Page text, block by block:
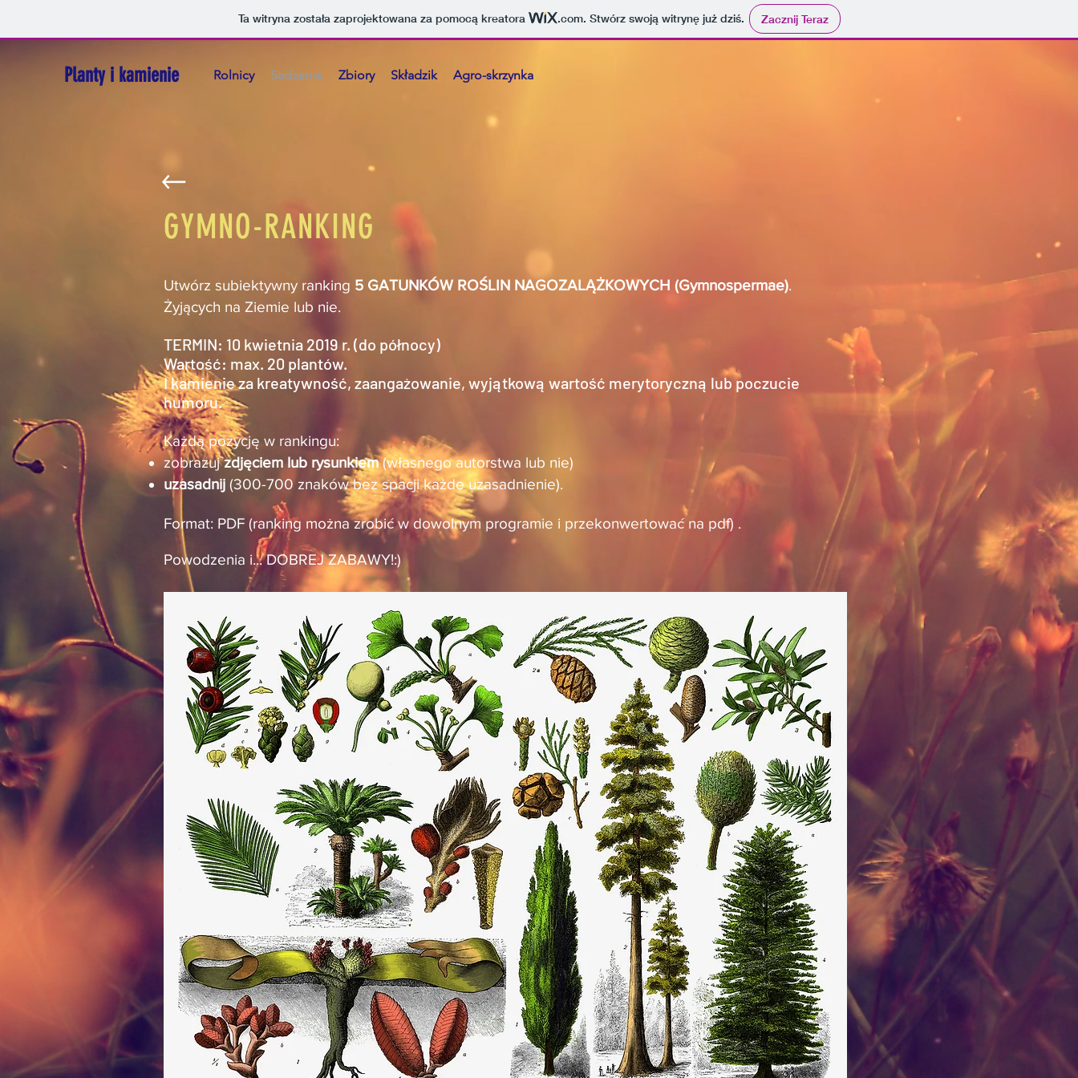
Ta witryna została zaprojektowana za pomocą kreatora .com. Stwórz swoją witrynę już dziś. Zacznij Teraz
Planty i kamienie Rolnicy Sadzenie Zbiory Składzik Agro-skrzynka
GYMNO-RANKING
Utwórz subiektywny ranking 5 GATUNKÓW ROŚLIN NAGOZALĄŻKOWYCH (Gymnospermae).
Żyjących na Ziemie lub nie.
TERMIN: 10 kwietnia 2019 r. (do północy)
Wartość: max. 20 plantów.
I kamienie za kreatywność, zaangażowanie, wyjątkową wartość merytoryczną lub poczucie
humoru.
Każdą pozycję w rankingu:
zobrazujzdjęciem lub rysunkiem(własnego autorstwa lub nie)
uzasadnij (300-700 znaków bez spacji każde uzasadnienie).
Format: PDF (ranking można zrobić w dowolnym programie i przekonwertować na pdf) .
Powodzenia i... DOBREJ ZABAWY!:)